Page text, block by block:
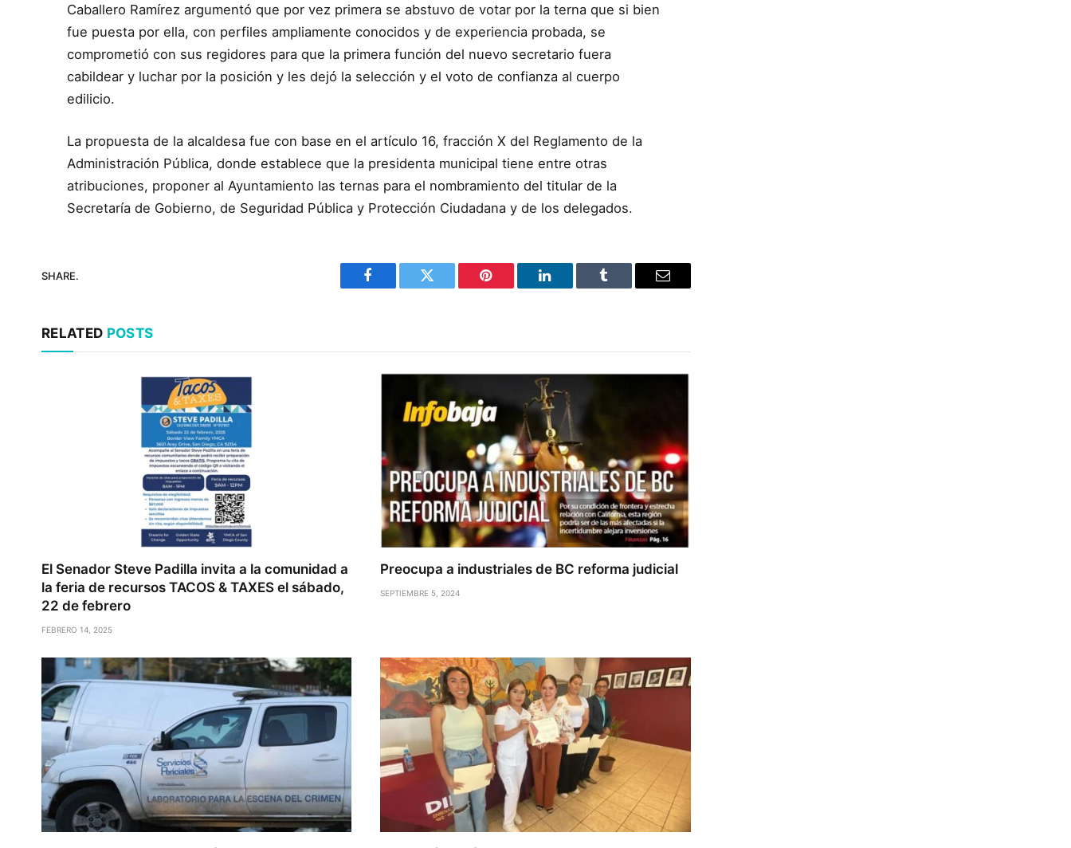
Caballero Ramírez argumentó que por vez primera se abstuvo de votar por la terna que si bien
fue puesta por ella, con perfiles ampliamente conocidos y de experiencia probada, se
comprometió con sus regidores para que la primera función del nuevo secretario fuera
cabildear y luchar por la posición y les dejó la selección y el voto de confianza al cuerpo
edilicio.
La propuesta de la alcaldesa fue con base en el artículo 16, fracción X del Reglamento de la
Administración Pública, donde establece que la presidenta municipal tiene entre otras
atribuciones, proponer al Ayuntamiento las ternas para el nombramiento del titular de la
Secretaría de Gobierno, de Seguridad Pública y Protección Ciudadana y de los delegados.
SHARE.
Facebook Twitter Pinterest LinkedIn Tumblr Email
RELATED POSTS
El Senador Steve Padilla invita a la comunidad a
la feria de recursos TACOS & TAXES el sábado,
22 de febrero
FEBRERO 14, 2025
Preocupa a industriales de BC reforma judicial
SEPTIEMBRE 5, 2024